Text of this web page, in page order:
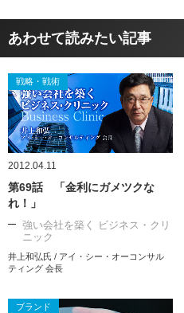
あわせて読みたい記事
戦略・戦術
2012.04.11
第69話 「金利にガメツクな
れ！」
強い会社を築く ビジネス・クリ
ニック
井上和弘氏 / アイ・シー・オーコンサル
ティング 会長
ブランド